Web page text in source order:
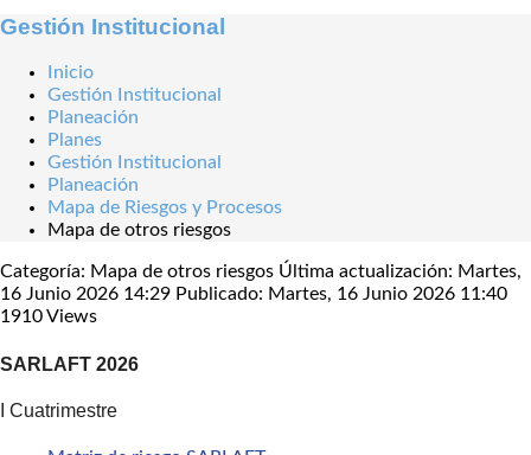
Gestión Institucional
Inicio
Gestión Institucional
Planeación
Planes
Gestión Institucional
Planeación
Mapa de Riesgos y Procesos
Mapa de otros riesgos
Categoría: Mapa de otros riesgos Última actualización: Martes,
16 Junio 2026 14:29 Publicado: Martes, 16 Junio 2026 11:40
1910 Views
SARLAFT 2026
I Cuatrimestre